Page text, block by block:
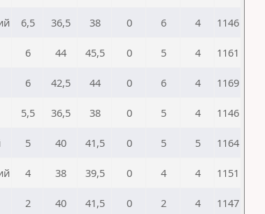
6,5 36,5 38 0 6 4 1146
6 44 45,5 0 5 4 1161
6 42,5 44 0 6 4 1169
5,5 36,5 38 0 5 4 1146
5 40 41,5 0 5 5 1164
4 38 39,5 0 4 4 1151
2 40 41,5 0 2 4 1147